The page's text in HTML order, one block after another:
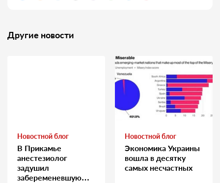
Другие новости
Новостной блог
В Прикамье
анестезиолог
задушил
забеременевшую
Новостной блог
Экономика Украины
вошла в десятку
самых несчастных